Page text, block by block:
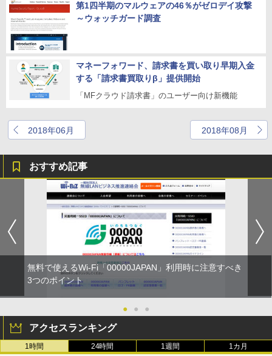
第1四半期のマルウェアの46％がゼロデイ攻撃
～ウォッチガード調査
マネーフォワード、請求書を買い取り早期入金
する「請求書買取りβ」提供開始
「MFクラウド請求書」のユーザー向け新機能
2018年06月 2018年08月
おすすめ記事
無料で使えるWi-Fi「00000JAPAN」利用時に注意すべき
3つのポイント
● ● ●
アクセスランキング
1時間 24時間 1週間 1カ月